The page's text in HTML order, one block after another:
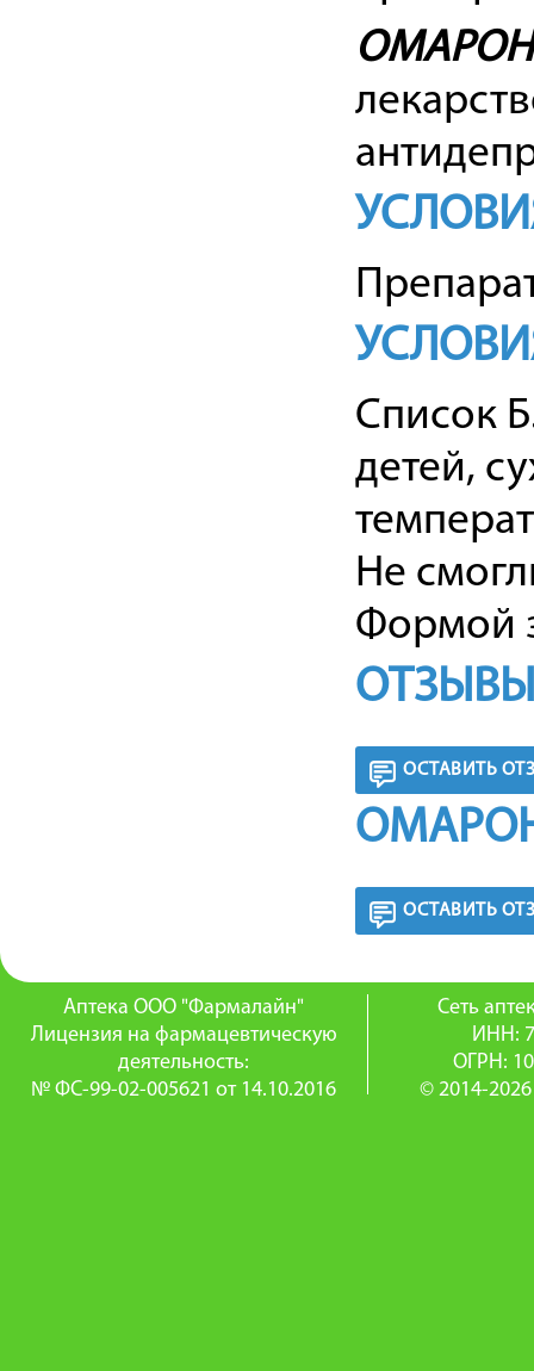
ОМАРОН
Список
детей,
Не
Формой
ОСТАВИТЬ
ОСТАВИТЬ
Аптека ООО "Фармалайн"
Лицензия на фармацевтическую
деятельность:
№ ФС-99-02-005621 от 14.10.2016
Сеть
ИНН:
ОГРН:
© 2014-